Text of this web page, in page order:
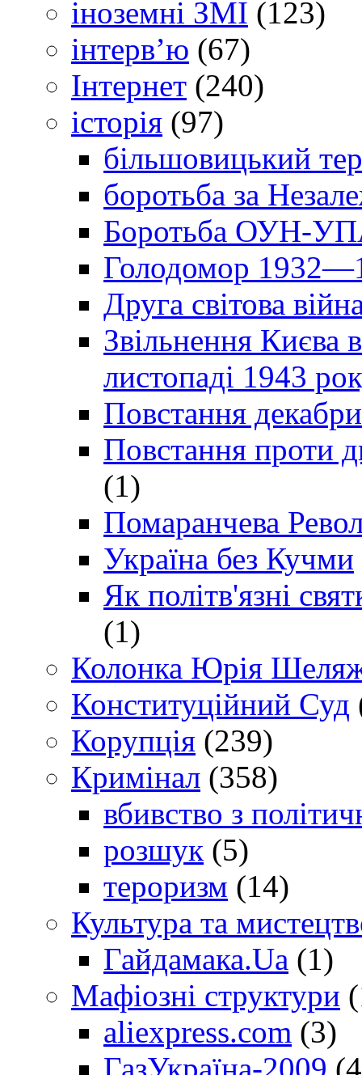
іноземні ЗМІ (123)
інтерв’ю (67)
Інтернет (240)
історія (97)
більшовицький
боротьба за
Боротьба ОУН-УПА
Голодомор
Друга світова
Звільнення Києва
листопаді 1943
Повстання
Повстання проти
(1)
Помаранчева
Україна без Кучми
Як політв'язні
(1)
Колонка Юрія
Конституційний Суд
Корупція (239)
Кримінал (358)
вбивство з
розшук (5)
тероризм (14)
Культура та
Гайдамака.Ua (1)
Мафіозні структури
aliexpress.com (3)
ГазУкраїна-2009